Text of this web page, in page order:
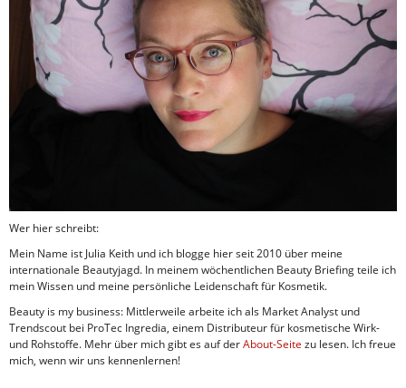
Wer hier schreibt:
Mein Name ist Julia Keith und ich blogge hier seit 2010 über meine
internationale Beautyjagd. In meinem wöchentlichen Beauty Briefing teile ich
mein Wissen und meine persönliche Leidenschaft für Kosmetik.
Beauty is my business: Mittlerweile arbeite ich als Market Analyst und
Trendscout bei ProTec Ingredia, einem Distributeur für kosmetische Wirk-
und Rohstoffe. Mehr über mich gibt es auf derAbout-Seite zu lesen. Ich freue
mich, wenn wir uns kennenlernen!